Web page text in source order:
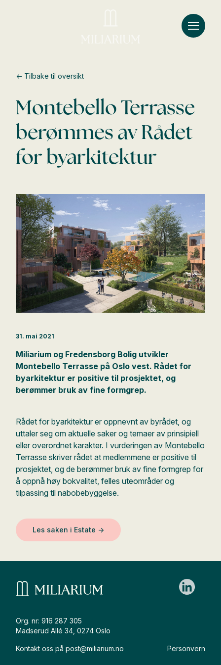
← Tilbake til oversikt
Montebello Terrasse
berømmes av Rådet
for byarkitektur
31. mai 2021
Miliarium og Fredensborg Bolig utvikler
Montebello Terrasse på Oslo vest. Rådet for
byarkitektur er positive til prosjektet, og
berømmer bruk av fine formgrep.
Rådet for byarkitektur er oppnevnt av byrådet, og
uttaler seg om aktuelle saker og temaer av prinsipiell
eller overordnet karakter. I vurderingen av Montebello
Terrasse skriver rådet at medlemmene er positive til
prosjektet, og de berømmer bruk av fine formgrep for
å oppnå høy bokvalitet, felles uteområder og
tilpassing til nabobebyggelse.
Les saken i Estate →
Org. nr: 916 287 305
Madserud Allé 34, 0274 Oslo
Kontakt oss på post@miliarium.no Personvern